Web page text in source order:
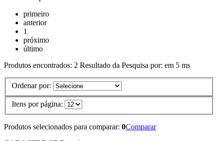
primeiro
anterior
1
próximo
último
Produtos encontrados: 2 Resultado da Pesquisa por: em 5 ms
Ordenar por:
Itens por página:
Produtos selecionados para comparar: 0Comparar